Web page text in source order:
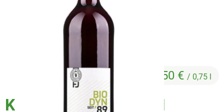
Kessello Rotwein 2021
8,50 € / 0,75 l